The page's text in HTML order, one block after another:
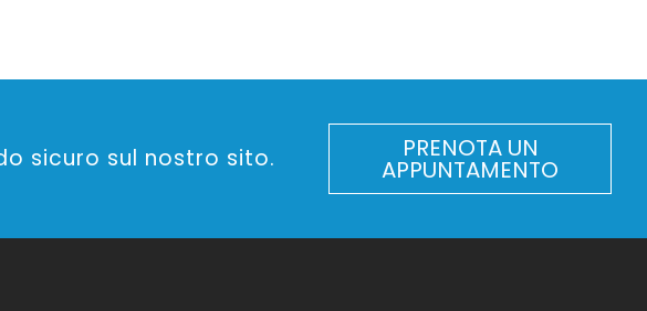
sicuro sul nostro sito. PRENOTA UN
APPUNTAMENTO